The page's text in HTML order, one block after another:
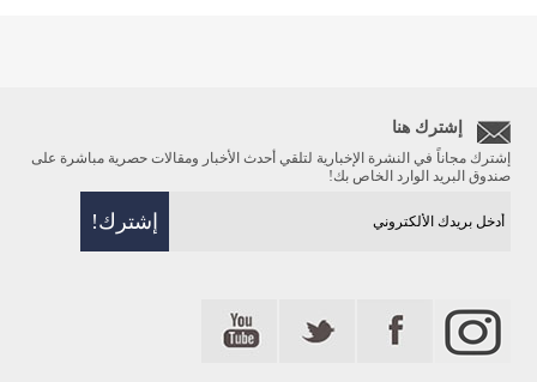
إشترك هنا
إشترك مجاناً في النشرة الإخبارية لتلقي أحدث الأخبار ومقالات حصرية مباشرة على
صندوق البريد الوارد الخاص بك!